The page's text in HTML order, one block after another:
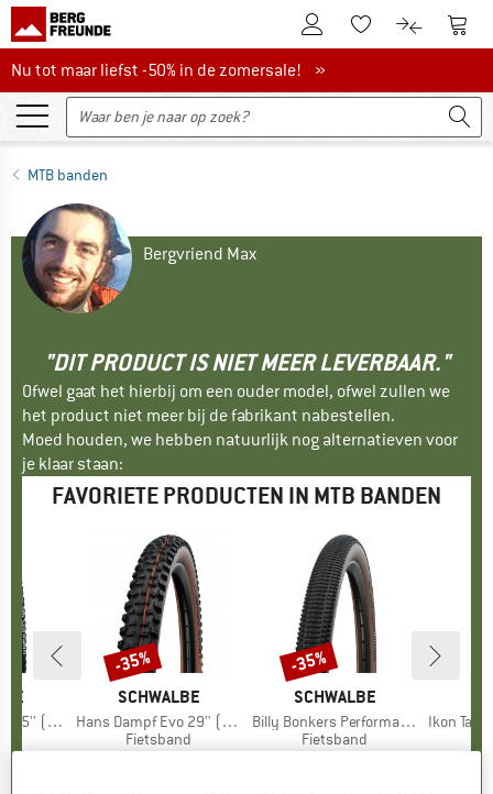
De klantenaccount
Naar deNaar de
Nu tot maar liefst -50% in de zomersale!
Nu tot maar liefst -50% in de zomersale! »
MTB banden
Bergvriend Max
"DIT PRODUCT IS NIET MEER LEVERBAAR."
Ofwel gaat het hierbij om een ouder model, ofwel zullen we
het product niet meer bij de fabrikant nabestellen.
Moed houden, we hebben natuurlijk nog alternatieven voor
je klaar staan:
FAVORIETE PRODUCTEN IN MTB BANDEN
Race TLE
prijs
MERK
SCHWALBE
Artikel
Hans Dampf Evo 29'' (60-622) Super Trail TLE
Productgroep
Fietsband
Korting
-35%
MERK
SCHWALBE
Artikel
Billy Bonkers Performance Line 20'' (50-406)
Productgroep
Fietsband
Korting
-35%
Artikel
Ikon Tanwall